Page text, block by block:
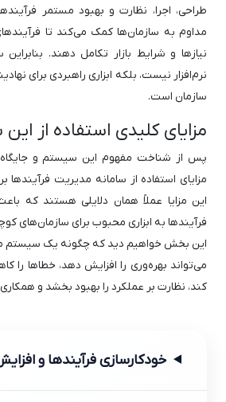
طراحی، اجرا، نظارت و بهبود مستمر
مداوم به سازمان‌ها کمک می‌کند تا
نرم‌افزار نیست، بلکه ابزاری راهبردی برای
سازمان است.
مزایای کلیدی استفاده از این
پس از شناخت مفهوم این سیستم و جایگاه
مزایای استفاده از سامانه مدیریت فرآیندها
این مزایا عملاً همان دلایلی هستند که
فرآیندها به ابزاری محبوب برای سازمان‌های
این بخش خواهیم دید که چگونه یک سیستم
می‌تواند بهره‌وری را افزایش دهد، خطاها را
کند، نظارت بر عملکرد را بهبود بخشد و
خودکارسازی فرآیندها و